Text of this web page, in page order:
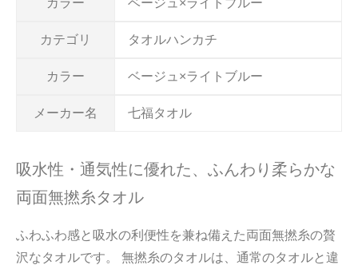
カラー ベージュ×ライトブルー
カテゴリ タオルハンカチ
カラー ベージュ×ライトブルー
メーカー名 七福タオル
吸水性・通気性に優れた、ふんわり柔らかな
両面無撚糸タオル
ふわふわ感と吸水の利便性を兼ね備えた両面無撚糸の贅
沢なタオルです。 無撚糸のタオルは、通常のタオルと違